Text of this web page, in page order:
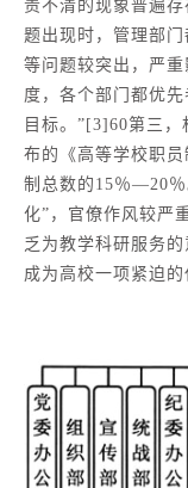
责不清的现象普遍
题出现时，管理部
等问题较突出，严
度，各个部门都优
目标。”[3]60第三
布的《高等学校职
制总数的15％—20％
化”，官僚作风较严
乏为教学科研服务
成为高校一项紧迫的